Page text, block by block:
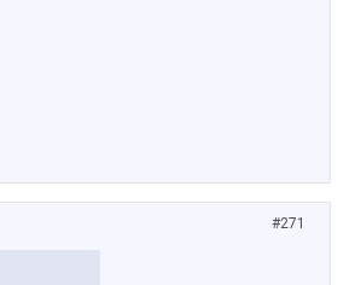
#271